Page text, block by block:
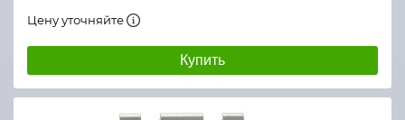
Цену уточняйте
Купить